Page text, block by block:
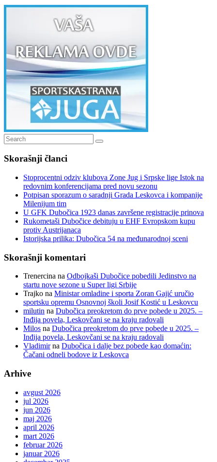
Search
for:
Search
Skorašnji članci
Stoprocentni odziv klubova Zone Jug i Srpske lige Istok na
redovnim konferencijama pred novu sezonu
Potpisan sporazum o saradnji Grada Leskovca i kompanije
Milenijum tim
U GFK Dubočica 1923 danas završene registracije prinova
Rukometaši Dubočice debituju u EHF Evropskom kupu
protiv Austrijanaca
Istorijska prilika: Dubočica 54 na međunarodnoj sceni
Skorašnji komentari
Trenercina na Odbojkaši Dubočice pobedili Jedinstvo na
startu nove sezone u Super ligi Srbije
Trajko na Ministar omladine i sporta Zoran Gajić uručio
sportsku opremu Osnovnoj školi Josif Kostić u Leskovcu
milutin na Dubočica preokretom do prve pobede u 2025. –
Inđija povela, Leskovčani se na kraju radovali
Milos na Dubočica preokretom do prve pobede u 2025. –
Inđija povela, Leskovčani se na kraju radovali
Vladimirna Dubočica i dalje bez pobede kao domaćin:
Čačani odneli bodove iz Leskovca
Arhive
avgust 2026
jul 2026
jun 2026
maj 2026
april 2026
mart 2026
februar 2026
januar 2026